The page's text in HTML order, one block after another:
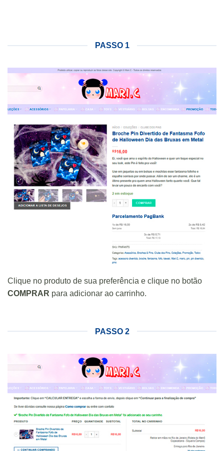
PASSO 1
Clique no produto de sua preferência e clique no botão
COMPRAR para adicionar ao carrinho.
PASSO 2